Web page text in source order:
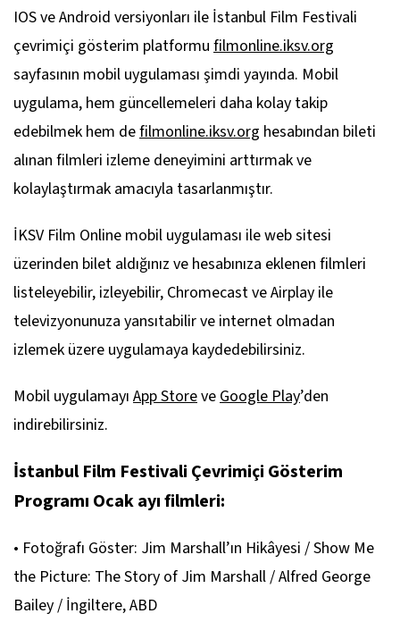
IOS ve Android versiyonları ile İstanbul Film Festivali
çevrimiçi gösterim platformu filmonline.iksv.org
sayfasının mobil uygulaması şimdi yayında. Mobil
uygulama, hem güncellemeleri daha kolay takip
edebilmek hem defilmonline.iksv.org hesabından bileti
alınan filmleri izleme deneyimini arttırmak ve
kolaylaştırmak amacıyla tasarlanmıştır.
İKSV Film Online mobil uygulaması ile web sitesi
üzerinden bilet aldığınız ve hesabınıza eklenen filmleri
listeleyebilir, izleyebilir, Chromecast ve Airplay ile
televizyonunuza yansıtabilir ve internet olmadan
izlemek üzere uygulamaya kaydedebilirsiniz.
Mobil uygulamayı App StoreveGoogle Play’den
indirebilirsiniz.
İstanbul Film Festivali Çevrimiçi Gösterim
Programı Ocak ayı filmleri:
• Fotoğrafı Göster: Jim Marshall’ın Hikâyesi / Show Me
the Picture: The Story of Jim Marshall / Alfred George
Bailey / İngiltere, ABD